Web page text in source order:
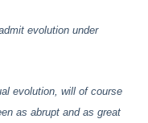
evolution under
evolution, will of course
as abrupt and as great